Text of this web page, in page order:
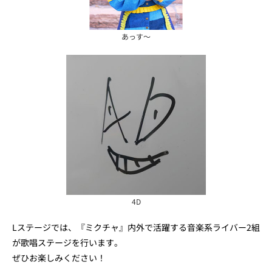
あっす～
4D
Lステージでは、『ミクチャ』内外で活躍する音楽系ライバー2組
が歌唱ステージを行います。
ぜひお楽しみください！